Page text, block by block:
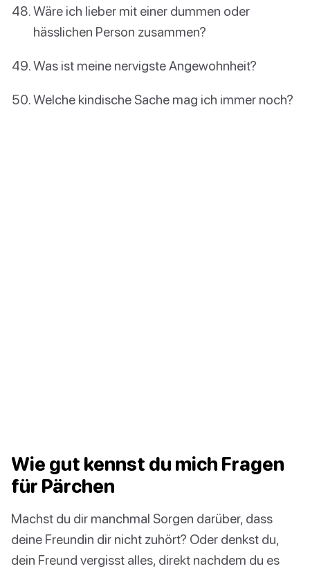
Wäre ich lieber mit einer dummen oder
hässlichen Person zusammen?
Was ist meine nervigste Angewohnheit?
Welche kindische Sache mag ich immer noch?
Wie gut kennst du mich Fragen
für Pärchen
Machst du dir manchmal Sorgen darüber, dass
deine Freundin dir nicht zuhört? Oder denkst du,
dein Freund vergisst alles, direkt nachdem du es